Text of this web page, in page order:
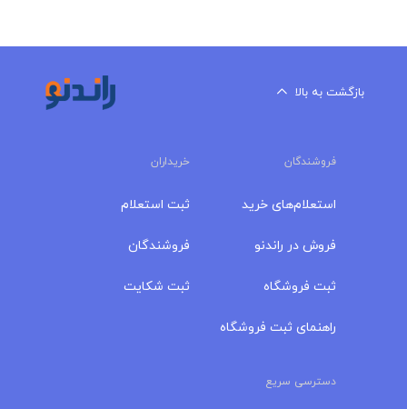
بازگشت به بالا
فروشندگان خریداران
استعلام‌های خرید
فروش در راندنو
ثبت فروشگاه
راهنمای ثبت فروشگاه
ثبت استعلام
فروشندگان
ثبت شکایت
دسترسی سریع